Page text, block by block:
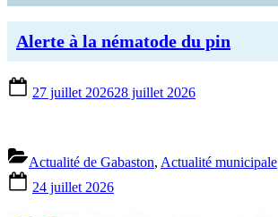
ACTUALITÉ
MUNICIPALE
Alerte à la nématode du pin
on
27 juillet 202628 juillet 2026
Actualité de Gabaston, Actualité municipale
on
24 juillet 2026